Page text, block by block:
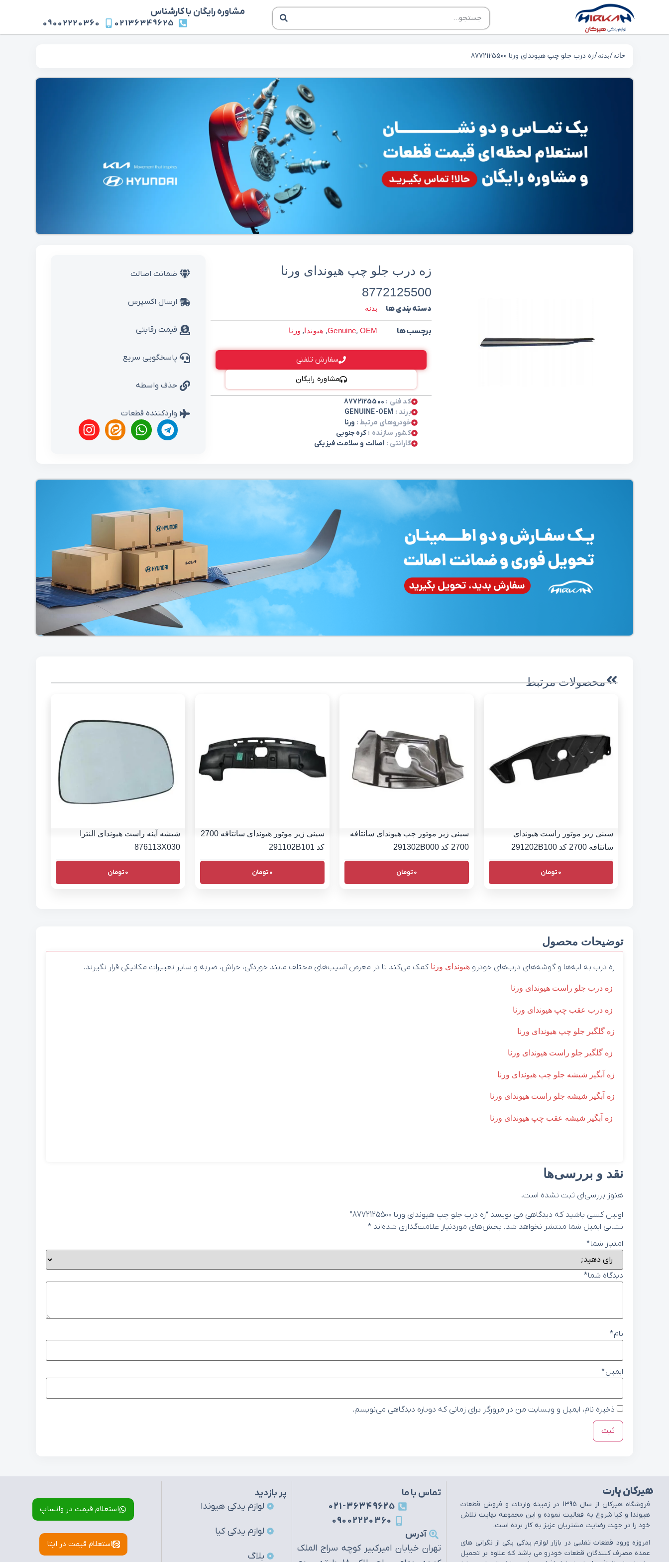
مشاوره رایگان با کارشناس
02136349625
09002220360
خانه/بدنه/ زه درب جلو چپ هیوندای ورنا 8772125500
زه درب جلو چپ هیوندای ورنا
8772125500
دسته بندی ها بدنه
برچسب ها Genuine, OEM
, هیوندا, ورنا
سفارش تلفنی
مشاوره رایگان
کد فنی : 8772125500
برند : GENUINE-OEM
خودروهای مرتبط : ورنا
کشور سازنده :کره جنوبی
گارانتی : اصالت و سلامت فیزیکی
ضمانت اصالت
ارسال اکسپرس
قیمت رقابتی
پاسخگویی سریع
حذف واسطه
واردکننده قطعات
محصولات مرتبط
سینی زیر موتور راست هیوندای
سانتافه 2700 کد 291202B100
0تومان
سینی زیر موتور چپ هیوندای سانتافه
2700 کد 291302B000
0تومان
سینی زیر موتور هیوندای سانتافه 2700
کد 291102B101
0تومان
شیشه آینه راست هیوندای النترا
876113X030
0تومان
توضیحات محصول
زه درب به لبه‌ها و گوشه‌های درب‌های خودرو هیوندای ورنا کمک می‌کند تا در معرض آسیب‌های مختلف مانند خوردگی، خراش، ضربه و سایر تغییرات مکانیکی قرار نگیرند.
زه درب جلو راست هیوندای ورنا
زه درب عقب چپ هیوندای ورنا
زه گلگير جلو چپ هیوندای ورنا
زه گلگير جلو راست هیوندای ورنا
زه آبگير شيشه جلو چپ هیوندای ورنا
زه آبگير شيشه جلو راست هیوندای ورنا
زه آبگير شيشه عقب چپ هیوندای ورنا
نقد و بررسی‌ها
هنوز بررسی‌ای ثبت نشده است.
اولین کسی باشید که دیدگاهی می نویسد “زه درب جلو چپ هیوندای ورنا 8772125500”
نشانی ایمیل شما منتشر نخواهد شد. بخش‌های موردنیاز علامت‌گذاری شده‌اند *
امتیاز شما*
دیدگاه شما*
نام*
ایمیل*
ذخیره نام، ایمیل و وبسایت من در مرورگر برای زمانی که دوباره دیدگاهی می‌نویسم.
هیرکان پارت
فروشگاه هيرکان از سال 1395 در زمينه واردات و فروش قطعات
هيوندا و کيا شروع به فعاليت نموده و اين مجموعه نهايت تلاش
خود را در جهت رضايت مشتريان عزيز به کار برده است.
امروزه ورود قطعات تقلبي در بازار لوازم يدکي يکي از نگراني هاي
عمده مصرف کنندگان قطعات خودرو مي باشد که علاوه بر تحميل
تماس با ما
021-36349625
09002220360
آدرس
تهران خیابان امیرکبیر کوچه سراج الملک
پر بازدید
لوازم یدکی هیوندا
لوازم یدکی کیا
بلاگ
استعلام قیمت در واتساپ
استعلام قیمت در ایتا